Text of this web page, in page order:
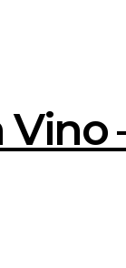
Vino